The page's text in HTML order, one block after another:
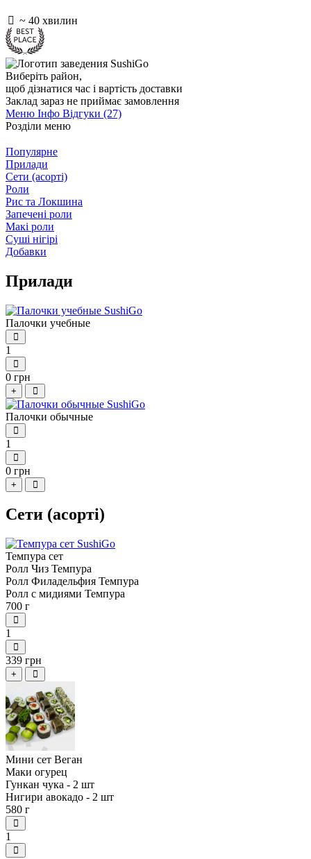
~ 40 хвилин
Виберіть район,
щоб дізнатися час і вартість доставки
Заклад зараз не приймає замовлення
Меню Інфо Відгуки (27)
Розділи меню
Популярне
Прилади
Сети (асорті)
Роли
Рис та Локшина
Запечені роли
Макі роли
Суші нігірі
Добавки
Прилади
Палочки учебные
1
0 грн
+
Палочки обычные
1
0 грн
+
Сети (асорті)
Темпура сет
Ролл Чиз Темпура
Ролл Филадельфия Темпура
Ролл с мидиями Темпура
700 г
1
339 грн
+
Мини сет Веган
Маки огурец
Гункан чука - 2 шт
Нигири авокадо - 2 шт
580 г
1